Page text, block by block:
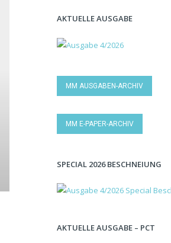
AKTUELLE AUSGABE
MM AUSGABEN-ARCHIV
MM E-PAPER-ARCHIV
SPECIAL 2026 BESCHNEIUNG
AKTUELLE AUSGABE – PCT